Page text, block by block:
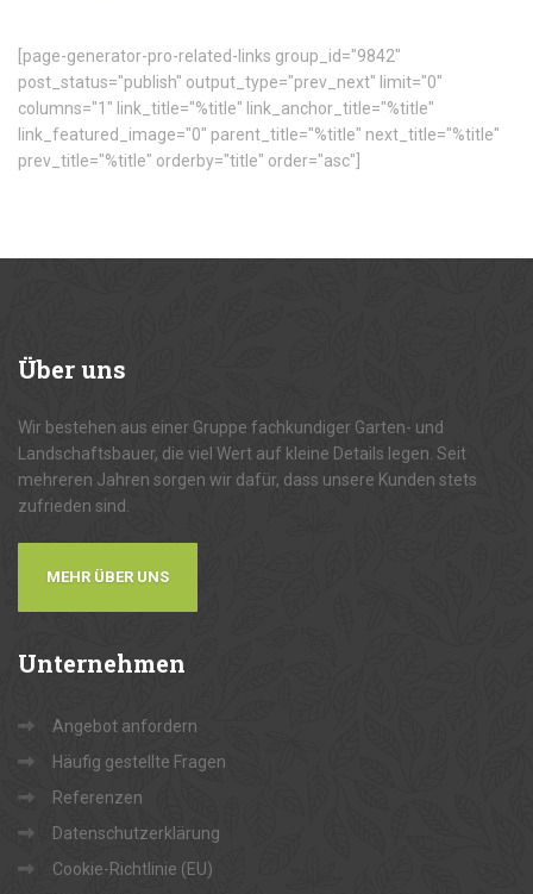
[page-generator-pro-related-links group_id="9842"
post_status="publish" output_type="prev_next" limit="0"
columns="1" link_title="%title" link_anchor_title="%title"
link_featured_image="0" parent_title="%title" next_title="%title"
prev_title="%title" orderby="title" order="asc"]
Überuns
Wir bestehen aus einer Gruppe fachkundiger Garten- und
Landschaftsbauer, die viel Wert auf kleine Details legen. Seit
mehreren Jahren sorgen wir dafür, dass unsere Kunden stets
zufrieden sind.
MEHR ÜBER UNS
Unternehmen
Angebot anfordern
Häufig gestellte Fragen
Referenzen
Datenschutzerklärung
Cookie-Richtlinie (EU)